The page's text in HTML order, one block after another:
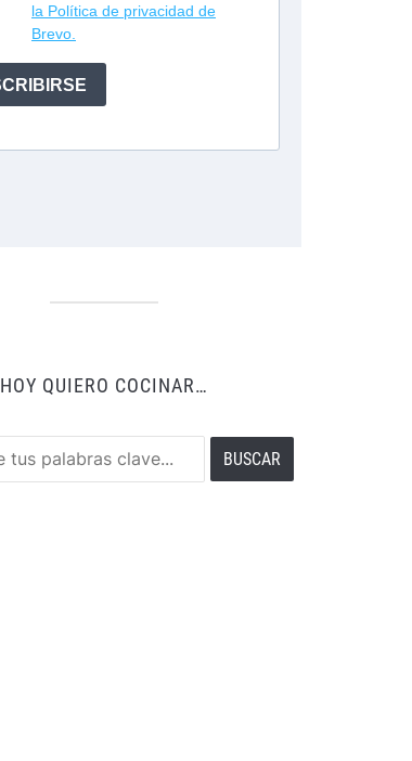
HOY QUIERO COCINAR…